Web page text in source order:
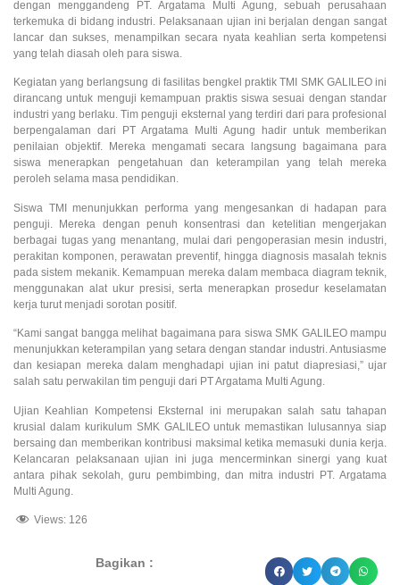
dengan menggandeng PT. Argatama Multi Agung, sebuah perusahaan
terkemuka di bidang industri. Pelaksanaan ujian ini berjalan dengan sangat
lancar dan sukses, menampilkan secara nyata keahlian serta kompetensi
yang telah diasah oleh para siswa.
Kegiatan yang berlangsung di fasilitas bengkel praktik TMI SMK GALILEO ini
dirancang untuk menguji kemampuan praktis siswa sesuai dengan standar
industri yang berlaku. Tim penguji eksternal yang terdiri dari para profesional
berpengalaman dari PT Argatama Multi Agung hadir untuk memberikan
penilaian objektif. Mereka mengamati secara langsung bagaimana para
siswa menerapkan pengetahuan dan keterampilan yang telah mereka
peroleh selama masa pendidikan.
Siswa TMI menunjukkan performa yang mengesankan di hadapan para
penguji. Mereka dengan penuh konsentrasi dan ketelitian mengerjakan
berbagai tugas yang menantang, mulai dari pengoperasian mesin industri,
perakitan komponen, perawatan preventif, hingga diagnosis masalah teknis
pada sistem mekanik. Kemampuan mereka dalam membaca diagram teknik,
menggunakan alat ukur presisi, serta menerapkan prosedur keselamatan
kerja turut menjadi sorotan positif.
“Kami sangat bangga melihat bagaimana para siswa SMK GALILEO mampu
menunjukkan keterampilan yang setara dengan standar industri. Antusiasme
dan kesiapan mereka dalam menghadapi ujian ini patut diapresiasi,” ujar
salah satu perwakilan tim penguji dari PT Argatama Multi Agung.
Ujian Keahlian Kompetensi Eksternal ini merupakan salah satu tahapan
krusial dalam kurikulum SMK GALILEO untuk memastikan lulusannya siap
bersaing dan memberikan kontribusi maksimal ketika memasuki dunia kerja.
Kelancaran pelaksanaan ujian ini juga mencerminkan sinergi yang kuat
antara pihak sekolah, guru pembimbing, dan mitra industri PT. Argatama
Multi Agung.
Views: 126
Bagikan :